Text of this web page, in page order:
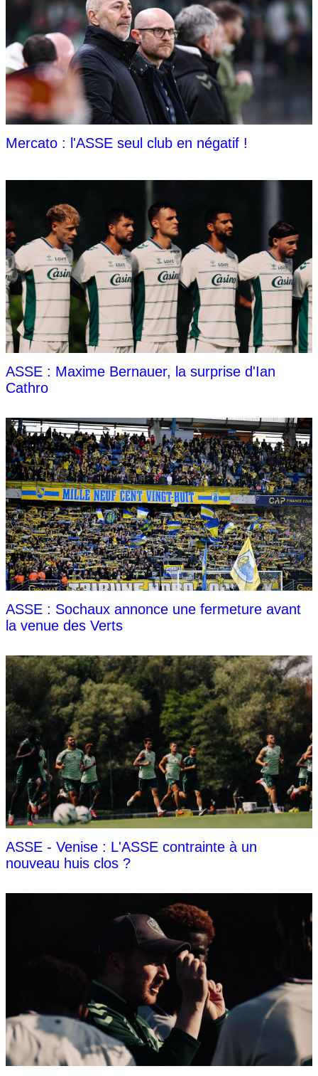
Mercato : l'ASSE seul club en négatif !
ASSE : Maxime Bernauer, la surprise d'Ian
Cathro
ASSE : Sochaux annonce une fermeture avant
la venue des Verts
ASSE - Venise : L'ASSE contrainte à un
nouveau huis clos ?